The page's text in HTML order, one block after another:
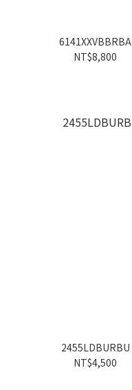
6141XXVBBRBA
NT$8,800
2455LDBURBU
NT$4,500